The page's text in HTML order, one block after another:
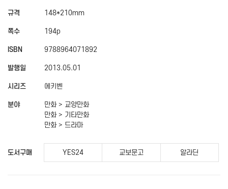
규격 148*210mm
쪽수 194p
ISBN 9788964071892
발행일 2013.05.01
시리즈 에키벤
분야
만화 > 교양만화
만화 > 기타만화
만화 > 드라마
도서구매 YES24 교보문고 알라딘